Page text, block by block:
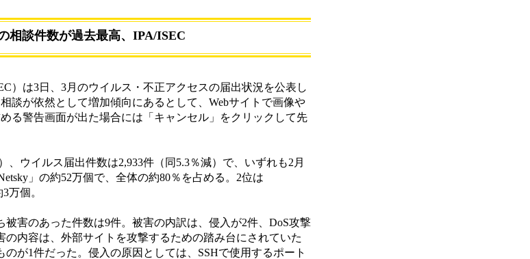
相談件数が過去最高、IPA/ISEC
）は3日、3月のウイルス・不正アクセスの届出状況を公表し
談が依然として増加傾向にあるとして、Webサイトで画像や
る警告画面が出た場合には「キャンセル」をクリックして先
ウイルス届出件数は2,933件（同5.3％減）で、いずれも2月
」の約52万個で、全体の約80％を占める。2位は
万個。
害のあった件数は9件。被害の内訳は、侵入が2件、DoS攻撃
内容は、外部サイトを攻撃するための踏み台にされていた
が1件だった。侵入の原因としては、SSHで使用するポート